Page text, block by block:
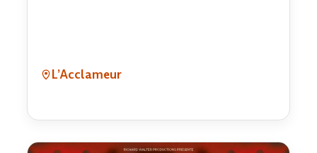
L’Acclameur